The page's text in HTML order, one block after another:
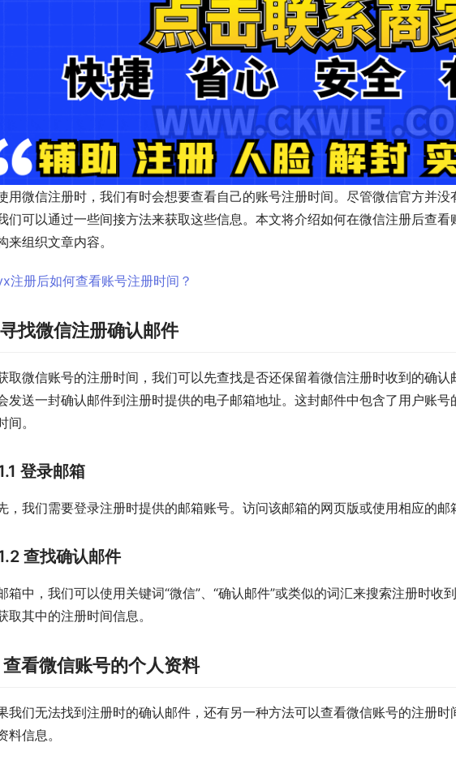
用微信注册时，我们有时会想要查看自己的账号注册时间。尽管微信官方并没
们可以通过一些间接方法来获取这些信息。本文将介绍如何在微信注册后查
来组织文章内容。
找微信注册确认邮件
取微信账号的注册时间，我们可以先查找是否还保留着微信注册时收到的确
发送一封确认邮件到注册时提供的电子邮箱地址。这封邮件中包含了用户账
间。
登录邮箱
，我们需要登录注册时提供的邮箱账号。访问该邮箱的网页版或使用相应的邮
查找确认邮件
箱中，我们可以使用关键词“微信”、“确认邮件”或类似的词汇来搜索注册时收
取其中的注册时间信息。
看微信账号的个人资料
我们无法找到注册时的确认邮件，还有另一种方法可以查看微信账号的注册
料信息。